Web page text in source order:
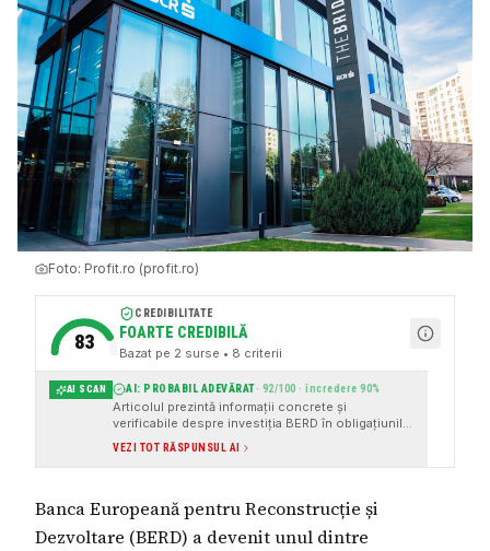
Foto: Profit.ro (profit.ro)
83
CREDIBILITATE
FOARTE CREDIBILĂ
Bazat pe 2 surse • 8 criterii
AI SCAN AI: PROBABIL ADEVĂRAT· 92/100 · încredere90%
Articolul prezintă informații concrete și
verificabile despre investiția BERD în obligațiunile
BCR, precum și despre adoptarea euro digital de
către Parlamentul European. Sursele citate sunt
instituționale și reputate (Profit.ro și DCNews), iar
VEZI TOT RĂSPUNSUL AI
Banca Europeană pentru Reconstrucție și
Dezvoltare (BERD) a devenit unul dintre